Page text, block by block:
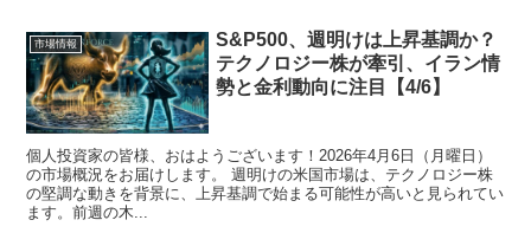
市場情報
S&P500、週明けは上昇基調か？
テクノロジー株が牽引、イラン情
勢と金利動向に注目【4/6】
個人投資家の皆様、おはようございます！2026年4月6日（月曜日）
の市場概況をお届けします。 週明けの米国市場は、テクノロジー株
の堅調な動きを背景に、上昇基調で始まる可能性が高いと見られてい
ます。前週の木...